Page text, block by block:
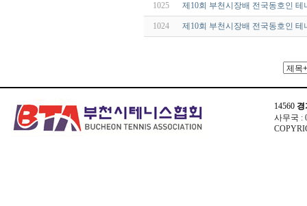
1025 제10회 부천시장배 전국동호인
1024 제10회 부천시장배 전국동호인
14560 경
사무국 :